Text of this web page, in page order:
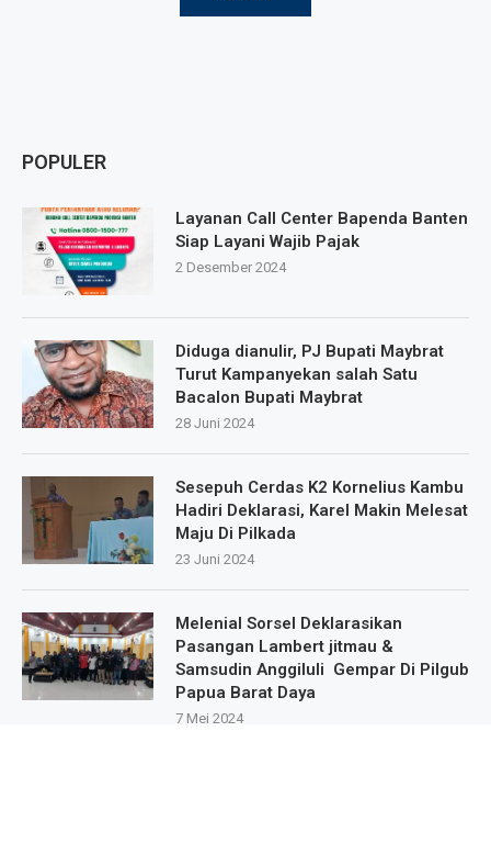
POPULER
Layanan Call Center Bapenda Banten
Siap Layani Wajib Pajak
2 Desember 2024
Diduga dianulir, PJ Bupati Maybrat
Turut Kampanyekan salah Satu
Bacalon Bupati Maybrat
28 Juni 2024
Sesepuh Cerdas K2 Kornelius Kambu
Hadiri Deklarasi, Karel Makin Melesat
Maju Di Pilkada
23 Juni 2024
Melenial Sorsel Deklarasikan
Pasangan Lambert jitmau &
Samsudin Anggiluli Gempar Di Pilgub
Papua Barat Daya
7 Mei 2024